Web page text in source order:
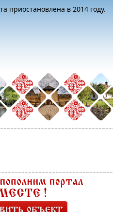
приостановлена в 2014 году.